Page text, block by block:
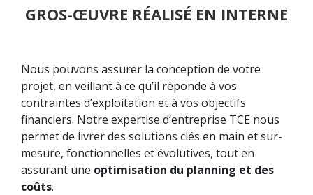
GROS-ŒUVRE RÉALISÉ EN INTERNE
Nous pouvons assurer la conception de votre
projet, en veillant à ce qu’il réponde à vos
contraintes d’exploitation et à vos objectifs
financiers. Notre expertise d’entreprise TCE nous
permet de livrer des solutions clés en main et sur-
mesure, fonctionnelles et évolutives, tout en
assurant une optimisation du planning et des
coûts.